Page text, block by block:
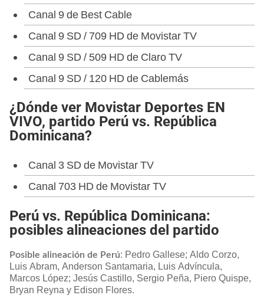
Canal 9 de Best Cable
Canal 9 SD / 709 HD de Movistar TV
Canal 9 SD / 509 HD de Claro TV
Canal 9 SD / 120 HD de Cablemás
¿Dónde ver Movistar Deportes EN
VIVO, partido Perú vs. República
Dominicana?
Canal 3 SD de Movistar TV
Canal 703 HD de Movistar TV
Perú vs. República Dominicana:
posibles alineaciones del partido
Posible alineación de Perú: Pedro Gallese; Aldo Corzo,
Luis Abram, Anderson Santamaria, Luis Advíncula,
Marcos López; Jesús Castillo, Sergio Peña, Piero Quispe,
Bryan Reyna y Edison Flores.